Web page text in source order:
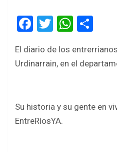
F
ce
b
o
k
T
tt
er
W
at
s
p
ar
e
El diario de los
Urdinarrain, en el
Su historia y su gente en
EntreRíosYA.